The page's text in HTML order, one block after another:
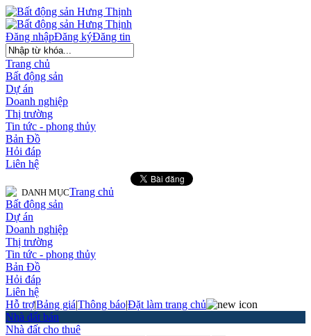
Đăng ký
Đăng nhập Đăng tin
Trang chủ
Bất động sản
Dự án
Doanh nghiệp
Thị trường
Tin tức - phong thủy
Bản Đồ
Hỏi đáp
Liên hệ
DANH MỤCTrang chủ
Bất động sản
Dự án
Doanh nghiệp
Thị trường
Tin tức - phong thủy
Bản Đồ
Hỏi đáp
Liên hệ
Hỗ trợ|Bảng giá|Thông báo|Đặt làm trang chủ
Nhà đất bán
Nhà đất cho thuê